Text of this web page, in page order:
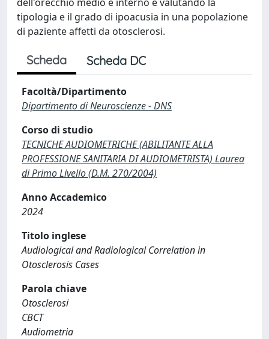
tipologia e il grado di ipoacusia in una popolazione
di paziente affetti da otosclerosi.
Scheda Scheda DC
Facoltà/Dipartimento
Dipartimento di Neuroscienze - DNS
Corso di studio
TECNICHE AUDIOMETRICHE (ABILITANTE ALLA
PROFESSIONE SANITARIA DI AUDIOMETRISTA) Laurea
di Primo Livello (D.M. 270/2004)
Anno Accademico
2024
Titolo inglese
Audiological and Radiological Correlation in
Otosclerosis Cases
Parola chiave
Otosclerosi
CBCT
Audiometria